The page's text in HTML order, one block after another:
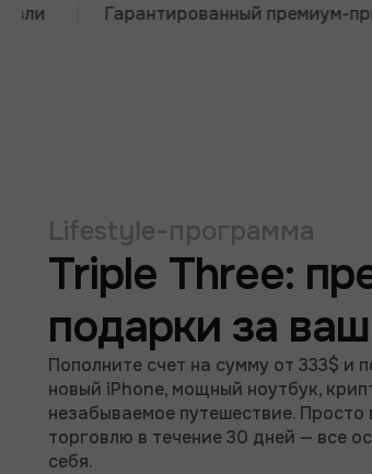
Гарантированный премиум-приз
Lifestyle-программа
Triple Three:
подарки за
Пополните счет на сумму от 333$ и
новый iPhone, мощный ноутбук,
незабываемое путешествие. Просто
торговлю в течение 30 дней — все
себя.